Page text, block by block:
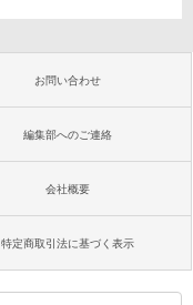
お問い合わせ
編集部へのご連絡
会社概要
特定商取引法に基づく表示